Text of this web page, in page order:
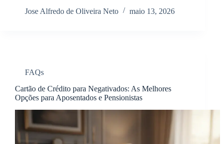
Jose Alfredo de Oliveira Neto maio 13, 2026
FAQs
Cartão de Crédito para Negativados: As Melhores
Opções para Aposentados e Pensionistas